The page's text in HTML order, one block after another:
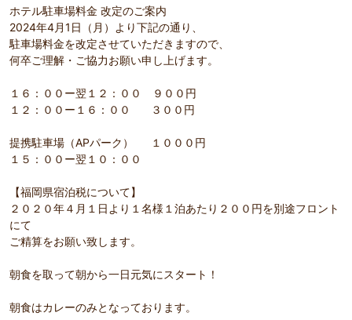
ホテル駐車場料金 改定のご案内
2024年4月1日（月）より下記の通り、
駐車場料金を改定させていただきますので、
何卒ご理解・ご協力お願い申し上げます。
１６：００ー翌１２：００ ９００円
１２：００ー１６：００ ３００円
提携駐車場（APパーク） １０００円
１５：００ー翌１０：００
【福岡県宿泊税について】
２０２０年４月１日より１名様１泊あたり２００円を別途フロント
にて
ご精算をお願い致します。
朝食を取って朝から一日元気にスタート！
朝食はカレーのみとなっております。